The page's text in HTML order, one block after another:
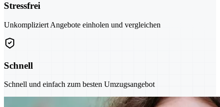
Stressfrei
Unkompliziert Angebote einholen und vergleichen
Schnell
Schnell und einfach zum besten Umzugsangebot